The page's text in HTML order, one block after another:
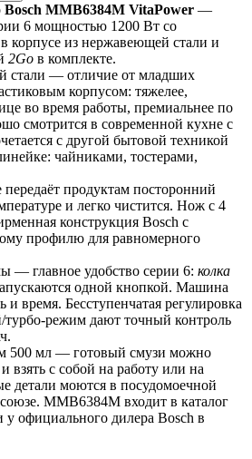
Bosch MMB6384M VitaPower —
6 мощностью 1200 Вт со
корпусе из нержавеющей стали и
2Go в комплекте.
стали — отличие от младших
корпусом: тяжелее,
во время работы, премиальнее по
смотрится в современной кухне с
с другой бытовой техникой
чайниками, тостерами,
продуктам посторонний
и легко чистится. Нож с 4
конструкция Bosch с
профилю для равномерного
— главное удобство серии 6: колка
одной кнопкой. Машина
и время. Бесступенчатая регулировка
турбо-режим дают точный контроль
500 мл — готовый смузи можно
взять с собой на работу или на
детали моются в посудомоечной
MMB6384M входит в каталог
официального дилера Bosch в